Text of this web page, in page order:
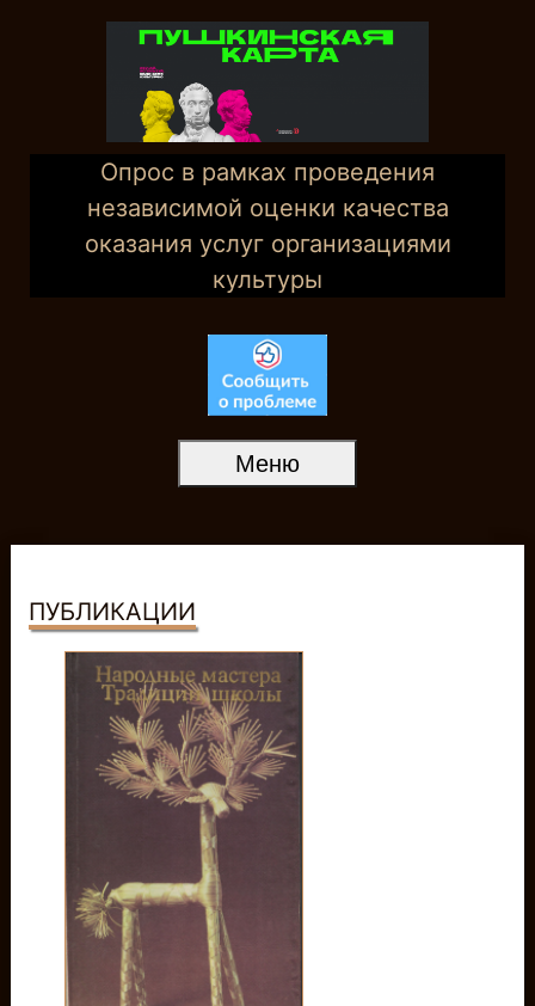
Опрос в рамках проведения
независимой оценки качества
оказания услуг организациями
культуры
Меню
ПУБЛИКАЦИИ